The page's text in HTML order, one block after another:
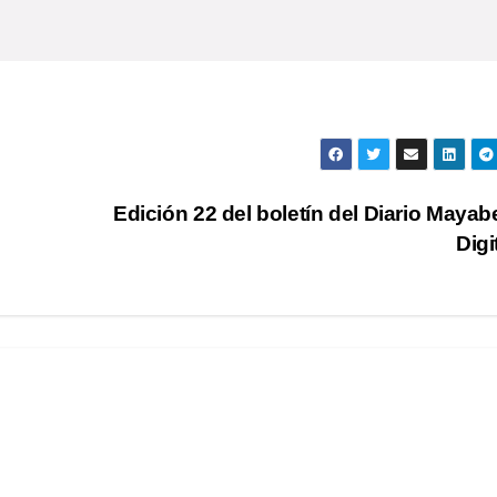
Edición 22 del boletín del Diario